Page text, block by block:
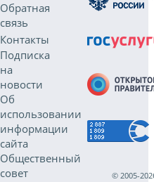
Обратная
связь
Контакты
Подписка
на
новости
Об
использовании
информации
сайта
Общественный
совет
© 2005-